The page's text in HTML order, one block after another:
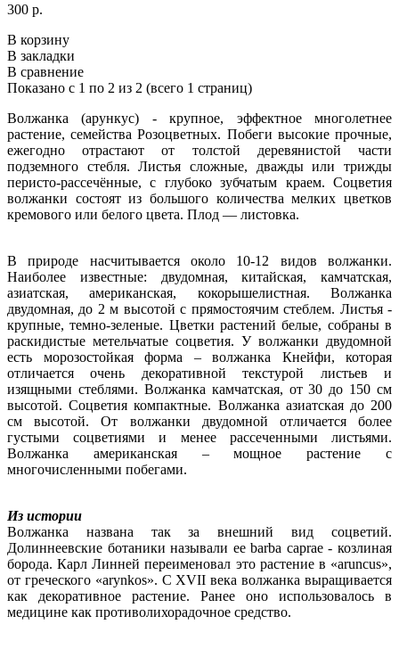
300 р.
В корзину
В закладки
В сравнение
Показано с 1 по 2 из 2 (всего 1 страниц)
Волжанка (арункус) - крупное, эффектное многолетнее
растение, семейства Розоцветных. Побеги высокие прочные,
ежегодно отрастают от толстой деревянистой части
подземного стебля. Листья сложные, дважды или трижды
перисто-рассечённые, с глубоко зубчатым краем. Соцветия
волжанки состоят из большого количества мелких цветков
кремового или белого цвета. Плод — листовка.
В природе насчитывается около 10-12 видов волжанки.
Наиболее известные: двудомная, китайская, камчатская,
азиатская, американская, кокорышелистная. Волжанка
двудомная, до 2 м высотой с прямостоячим стеблем. Листья -
крупные, темно-зеленые. Цветки растений белые, собраны в
раскидистые метельчатые соцветия. У волжанки двудомной
есть морозостойкая форма – волжанка Кнейфи, которая
отличается очень декоративной текстурой листьев и
изящными стеблями. Волжанка камчатская, от 30 до 150 см
высотой. Соцветия компактные. Волжанка азиатская до 200
см высотой. От волжанки двудомной отличается более
густыми соцветиями и менее рассеченными листьями.
Волжанка американская – мощное растение с
многочисленными побегами.
Из истории
Волжанка названа так за внешний вид соцветий.
Долиннеевские ботаники называли ее barba caprae - козлиная
борода. Карл Линней переименовал это растение в «aruncus»,
от греческого «arynkos». С XVII века волжанка выращивается
как декоративное растение. Ранее оно использовалось в
медицине как противолихорадочное средство.